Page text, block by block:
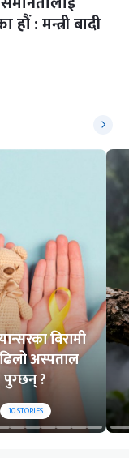
हौं : मन्त्री बादी
बिरामी
अस्पताल
पुग्छन् ?
10STORIES